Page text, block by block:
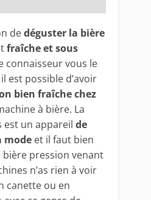
dedéguster la bière
fraîche et sous
connaisseur vous le
est possible d’avoir
bien fraîche chez
à bière. La
est un appareil de
mode et il faut bien
bière pression venant
n’as rien à voir
canette ou en